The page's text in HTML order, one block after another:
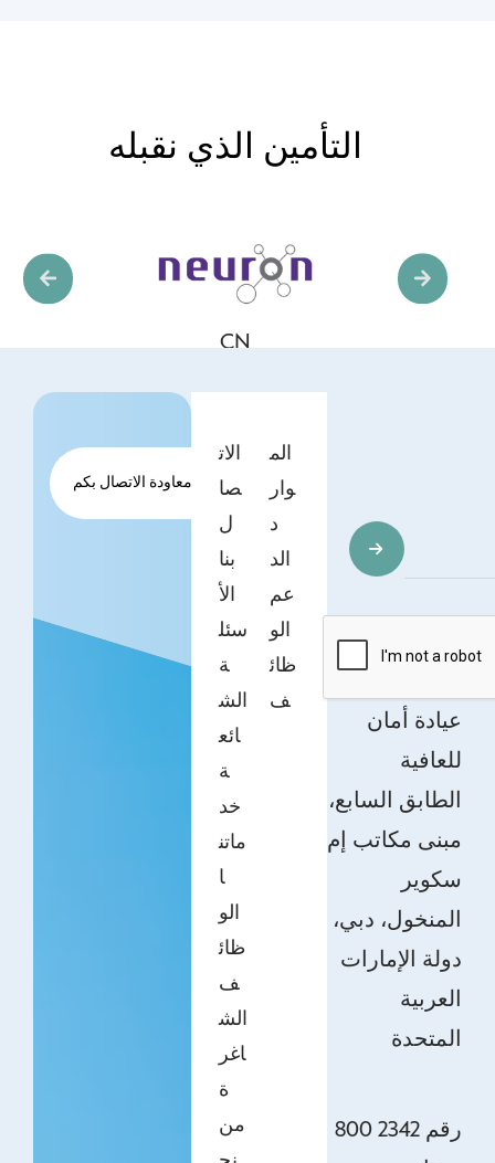
التأمين الذي نقبله
CN
طلب معاودة الاتصال بكم
الات
صا
ل
بنا
الأ
سئل
ة
الش
ائع
ة
الم
وار
د
الد
عم
الو
ظائ
ف
خد
ماتن
ا
الو
ظائ
ف
الش
اغر
ة
من
عيادة أمان
للعافية
الطابق السابع،
مبنى مكاتب إم
سكوير
المنخول، دبي،
دولة الإمارات
العربية
المتحدة
800 2342 رقم